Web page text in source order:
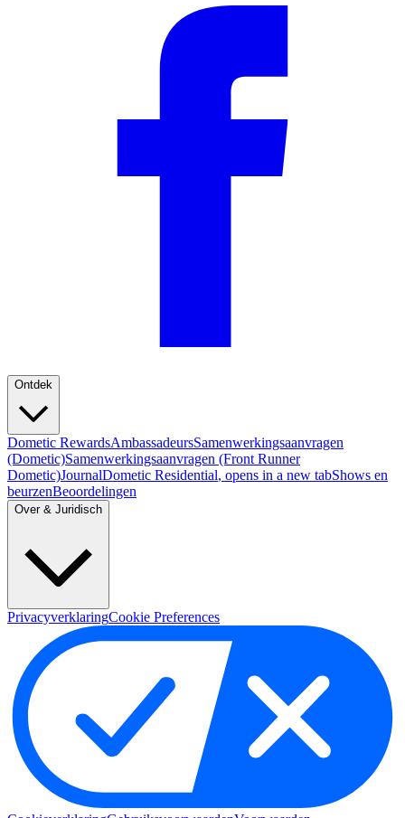
Ontdek
Dometic RewardsAmbassadeursSamenwerkingsaanvragen
(Dometic)Samenwerkingsaanvragen (Front Runner
Dometic)JournalDometic Residential, opens in a new tabShows en
beurzenBeoordelingen
Over & Juridisch
PrivacyverklaringCookie Preferences